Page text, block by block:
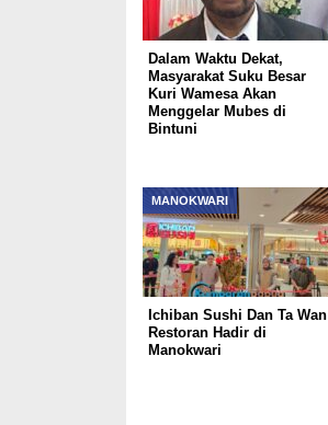
Dalam Waktu Dekat,
Masyarakat Suku Besar
Kuri Wamesa Akan
Menggelar Mubes di
Bintuni
MANOKWARI
Ichiban Sushi Dan Ta Wan
Restoran Hadir di
Manokwari